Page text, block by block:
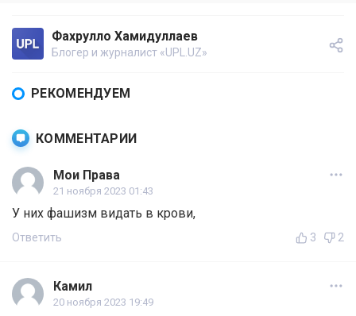
Фахрулло Хамидуллаев
Блогер и журналист «UPL.UZ»
РЕКОМЕНДУЕМ
КОММЕНТАРИИ
Мои Права
21 ноября 2023 01:43
У них фашизм видать в крови,
Ответить 3 2
Камил
20 ноября 2023 19:49